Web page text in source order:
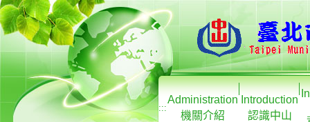
:::
Administration
機關介紹
Introduction
認識中山